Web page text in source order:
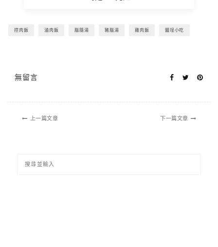
控肉飯 滷肉飯 腦隨湯 豬腦湯 雞肉飯 鹽埕小吃
無留言
上一篇文章 下一篇文章